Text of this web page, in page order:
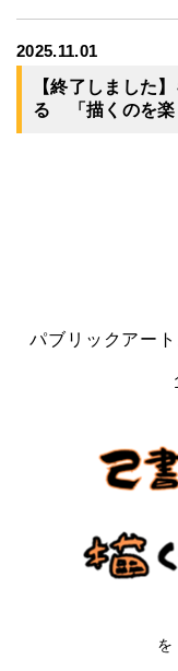
2025.11.01
【終了しました
る 「描くのを楽
パブリックアー
を